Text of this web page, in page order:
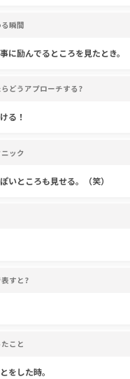
瞬間
に励んでるところを見たとき。
どうアプローチする?
る！
ック
いところも見せる。（笑）
すと?
こと
をした時。